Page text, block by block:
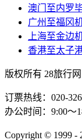
澳门至内罗
广州至福冈
上海至金边
香港至太子
版权所有 28旅行网
订票热线：020-
办公时间：9:00～
Copyright © 1999 -